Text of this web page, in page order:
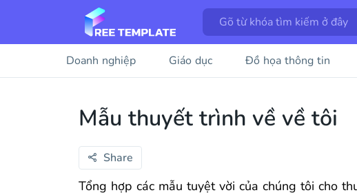
Doanh nghiệp Giáo dục Đồ họa thông tin
Mẫu thuyết trình về về tôi
Share
Tổng hợp các mẫu tuyệt vời của chúng tôi cho